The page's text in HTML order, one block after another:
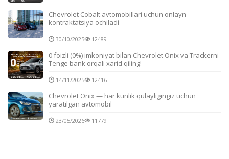
Chevrolet Cobalt avtomobillari uchun onlayn
kontraktatsiya ochiladi
30/10/2025 12489
0 foizli (0%) imkoniyat bilan Chevrolet Onix va Trackerni
Tenge bank orqali xarid qiling!
14/11/2025 12416
Chevrolet Onix — har kunlik qulayligingiz uchun
yaratilgan avtomobil
23/05/2026 11779